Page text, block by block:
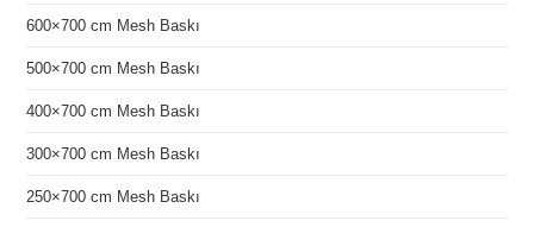
600×700 cm Mesh Baskı
500×700 cm Mesh Baskı
400×700 cm Mesh Baskı
300×700 cm Mesh Baskı
250×700 cm Mesh Baskı